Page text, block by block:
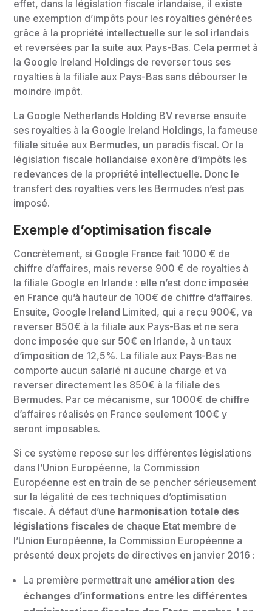
effet, dans la législation fiscale irlandaise, il existe
une exemption d’impôts pour les royalties générées
grâce à la propriété intellectuelle sur le sol irlandais
et reversées par la suite aux Pays-Bas. Cela permet à
la Google Ireland Holdings de reverser tous ses
royalties à la filiale aux Pays-Bas sans débourser le
moindre impôt.
La Google Netherlands Holding BV reverse ensuite
ses royalties à la Google Ireland Holdings, la fameuse
filiale située aux Bermudes, un paradis fiscal. Or la
législation fiscale hollandaise exonère d’impôts les
redevances de la propriété intellectuelle. Donc le
transfert des royalties vers les Bermudes n’est pas
imposé.
Exemple d’optimisation fiscale
Concrètement, si Google France fait 1000 € de
chiffre d’affaires, mais reverse 900 € de royalties à
la filiale Google en Irlande : elle n’est donc imposée
en France qu’à hauteur de 100€ de chiffre d’affaires.
Ensuite, Google Ireland Limited, qui a reçu 900€, va
reverser 850€ à la filiale aux Pays-Bas et ne sera
donc imposée que sur 50€ en Irlande, à un taux
d’imposition de 12,5%. La filiale aux Pays-Bas ne
comporte aucun salarié ni aucune charge et va
reverser directement les 850€ à la filiale des
Bermudes. Par ce mécanisme, sur 1000€ de chiffre
d’affaires réalisés en France seulement 100€ y
seront imposables.
Si ce système repose sur les différentes législations
dans l’Union Européenne, la Commission
Européenne est en train de se pencher sérieusement
sur la légalité de ces techniques d’optimisation
fiscale. À défaut d’une harmonisation totale des
législations fiscales de chaque Etat membre de
l’Union Européenne, la Commission Européenne a
présenté deux projets de directives en janvier 2016 :
La première permettrait une amélioration des
échanges d’informations entre les différentes